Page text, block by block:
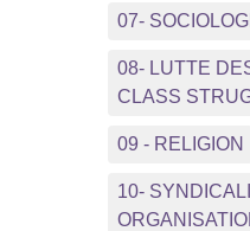
07-
08- LUTTE
CLASS
09 - RELIGION
10-